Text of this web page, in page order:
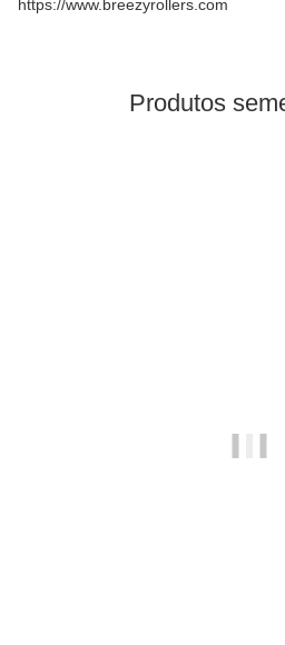
https://www.breezyrollers.com
Produtos